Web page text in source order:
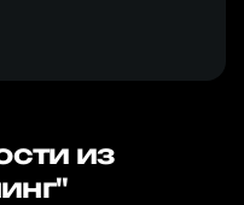
из